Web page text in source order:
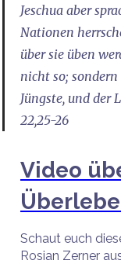
Jeschua aber
Nationen
über sie üben
nicht so;
Jüngste, und der
22,25-26
Video
Schaut euch
Rosian Zerner